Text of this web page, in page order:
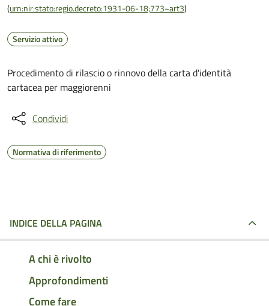
(urn:nir:stato:regio.decreto:1931-06-18;773~art3)
Servizio attivo
Procedimento di rilascio o rinnovo della carta d'identità
cartacea per maggiorenni
Condividi
Normativa di riferimento
INDICE DELLA PAGINA
A chi è rivolto
Approfondimenti
Come fare